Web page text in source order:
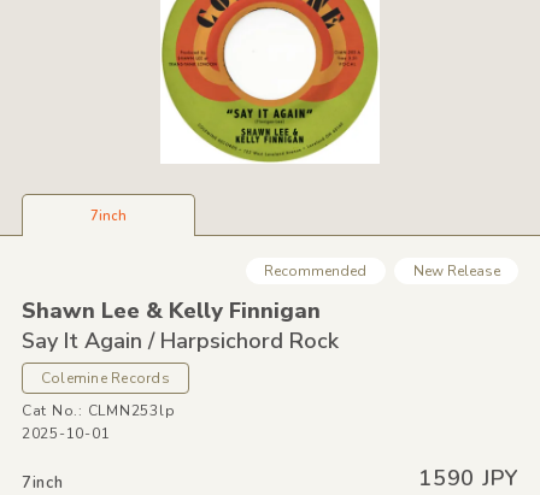
7inch
Recommended New Release
Shawn Lee &Kelly Finnigan
Say It Again /Harpsichord Rock
Colemine Records
Cat No.: CLMN253lp
2025-10-01
7inch 1590 JPY